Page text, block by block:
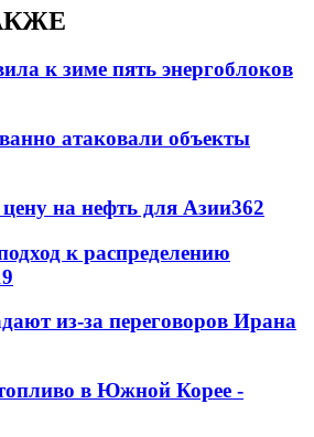
к зиме пять энергоблоков
атаковали объекты
на нефть для Азии362
к распределению
из-за переговоров Ирана
в Южной Корее -